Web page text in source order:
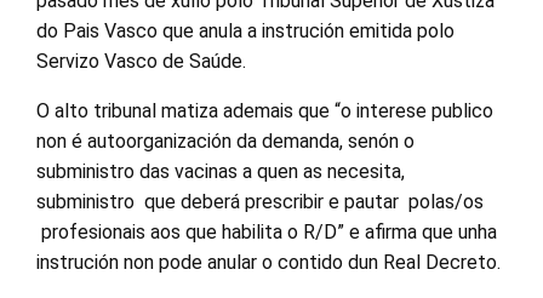
do Pais Vasco que anula a instrución emitida polo
Servizo Vasco de Saúde.
O alto tribunal matiza ademais que “o interese publico
non é autoorganización da demanda, senón o
subministro das vacinas a quen as necesita,
subministro que deberá prescribir e pautar polas/os
profesionais aos que habilita o R/D” e afirma que unha
instrución non pode anular o contido dun Real Decreto.